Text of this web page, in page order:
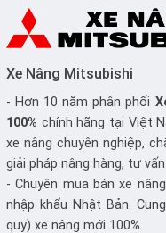
Xe Nâng Mitsubishi
- Hơn 10 năm phân phối
100% chính hãng tại Việt
xe nâng chuyên nghiệp,
giải pháp nâng hàng, tư
- Chuyên mua bán xe
nhập khẩu Nhật Bản.
quy) xe nâng mới 100%.